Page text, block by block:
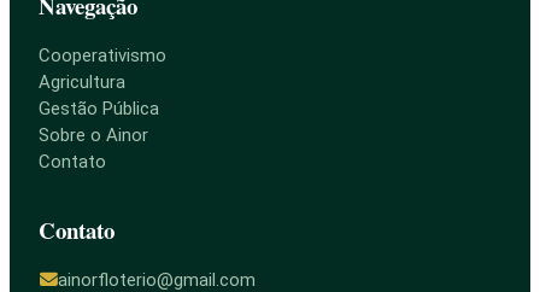
Cooperativismo
Agricultura
Gestão Pública
Sobre o Ainor
Contato
Contato
ainorfloterio@gmail.com